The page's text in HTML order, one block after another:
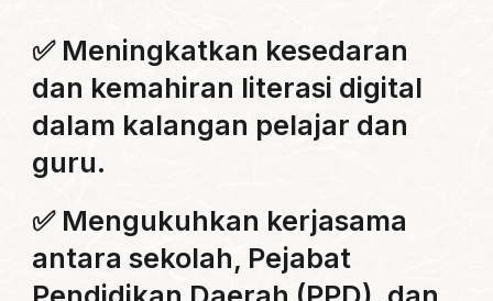
✅ Meningkatkan kesedaran
dan kemahiran literasi digital
dalam kalangan pelajar dan
guru.
✅ Mengukuhkan kerjasama
antara sekolah, Pejabat